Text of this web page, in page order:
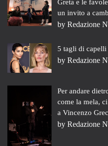
Greta e le
un invito a
by Redazione
5 tagli di capelli
by Redazione
Per andare
come la mela,
a Vincenzo
by Redazione